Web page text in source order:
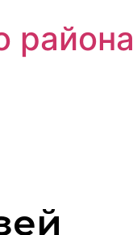
района